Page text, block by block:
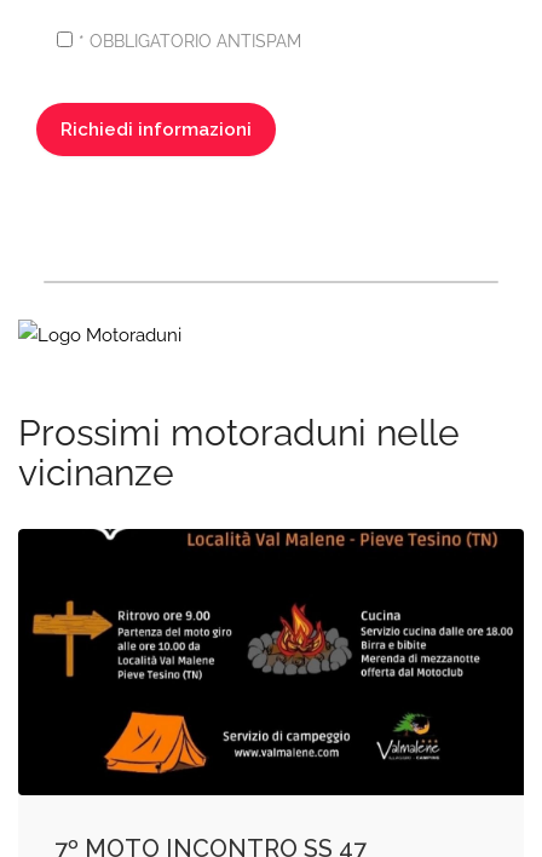
* OBBLIGATORIO ANTISPAM
Prossimi motoraduni nelle
vicinanze
7º MOTO INCONTRO SS 47